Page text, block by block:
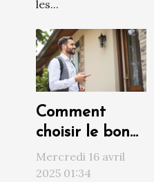
les...
Comment
choisir le bon
syndic de
copropriété
Mercredi 16 avril
2025 01:34